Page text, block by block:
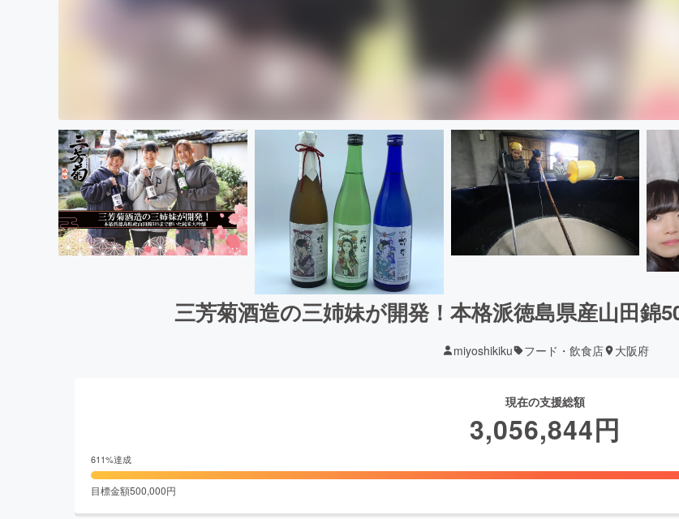
三芳菊酒造の三姉妹が開発！本格派徳島県産山田錦
miyoshikiku フード・飲食店 大阪府
現在の支援総額
3,056,844円
611%達成
目標金額500,000円